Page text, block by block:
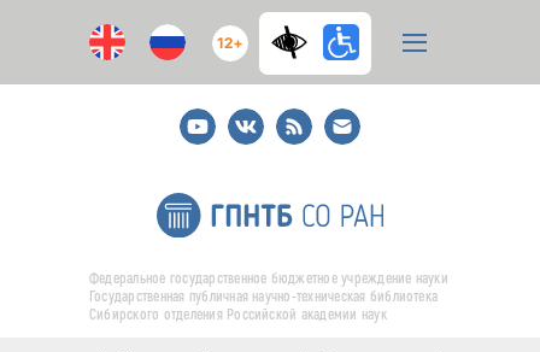
12+
YoutubeВКонтакте
RSS
E-
mail
подписка
Федеральное государственное бюджетное учреждение науки
Государственная публичная научно-техническая библиотека
Сибирского отделения Российской академии наук